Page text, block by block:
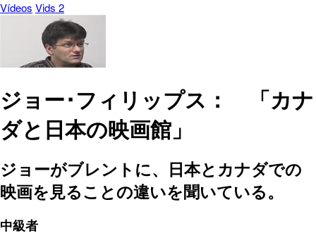
Vídeos Vids 2
ジョー･フィリップス： 「カナ
ダと日本の映画館」
ジョーがブレントに、日本とカナダでの
映画を見ることの違いを聞いている。
中級者